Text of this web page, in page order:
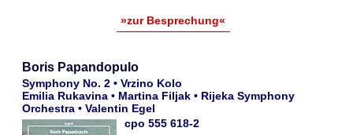
»zur Besprechung«
Boris Papandopulo
Symphony No. 2 • Vrzino Kolo
Emilia Rukavina • Martina Filjak • Rijeka Symphony
Orchestra • Valentin Egel
cpo 555 618-2